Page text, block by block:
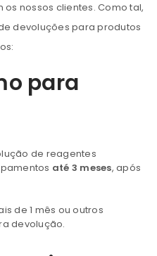
nossos clientes. Como tal,
devoluções para produtos
para
de reagentes
até 3 meses, após
de 1 mês ou outros
devolução.